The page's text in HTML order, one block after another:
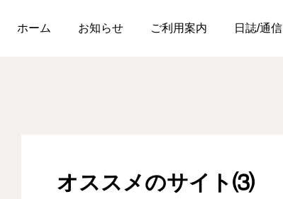
ホーム お知らせ ご利用案内 日誌/通信
ブログ オススメのサイト⑶
オススメのサイト⑶